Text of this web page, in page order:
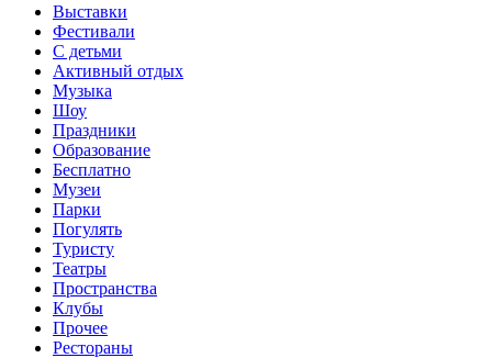
Выставки
Фестивали
С детьми
Активный отдых
Музыка
Шоу
Праздники
Образование
Бесплатно
Музеи
Парки
Погулять
Туристу
Театры
Пространства
Клубы
Прочее
Рестораны